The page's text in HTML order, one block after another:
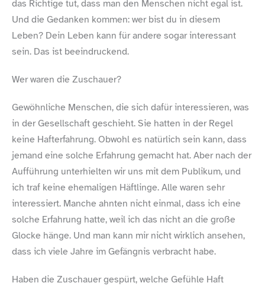
das Richtige tut, dass man den Menschen nicht egal ist.
Und die Gedanken kommen: wer bist du in diesem
Leben? Dein Leben kann für andere sogar interessant
sein. Das ist beeindruckend.
Wer waren die Zuschauer?
Gewöhnliche Menschen, die sich dafür interessieren, was
in der Gesellschaft geschieht. Sie hatten in der Regel
keine Haft­erfahrung. Obwohl es natürlich sein kann, dass
jemand eine solche Erfahrung gemacht hat. Aber nach der
Aufführung unterhielten wir uns mit dem Publikum, und
ich traf keine ehemaligen Häftlinge. Alle waren sehr
interessiert. Manche ahnten nicht einmal, dass ich eine
solche Erfahrung hatte, weil ich das nicht an die große
Glocke hänge. Und man kann mir nicht wirklich ansehen,
dass ich viele Jahre im Gefängnis verbracht habe.
Haben die Zuschauer gespürt, welche Gefühle Haft